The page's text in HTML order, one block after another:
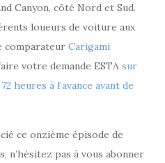
Canyon, côté Nord et Sud.
loueurs de voiture aux
comparateur Carigami
votre demande ESTA sur
heures à l’avance avant de
ce onzième épisode de
n’hésitez pas à vous abonner